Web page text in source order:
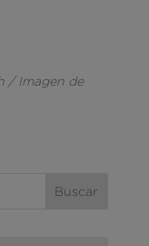
/ Imagen de